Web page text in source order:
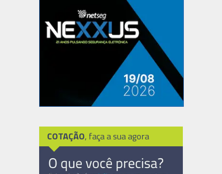
COTAÇÃO, faça a sua agora